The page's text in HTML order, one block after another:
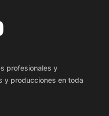
profesionales y
y producciones en toda